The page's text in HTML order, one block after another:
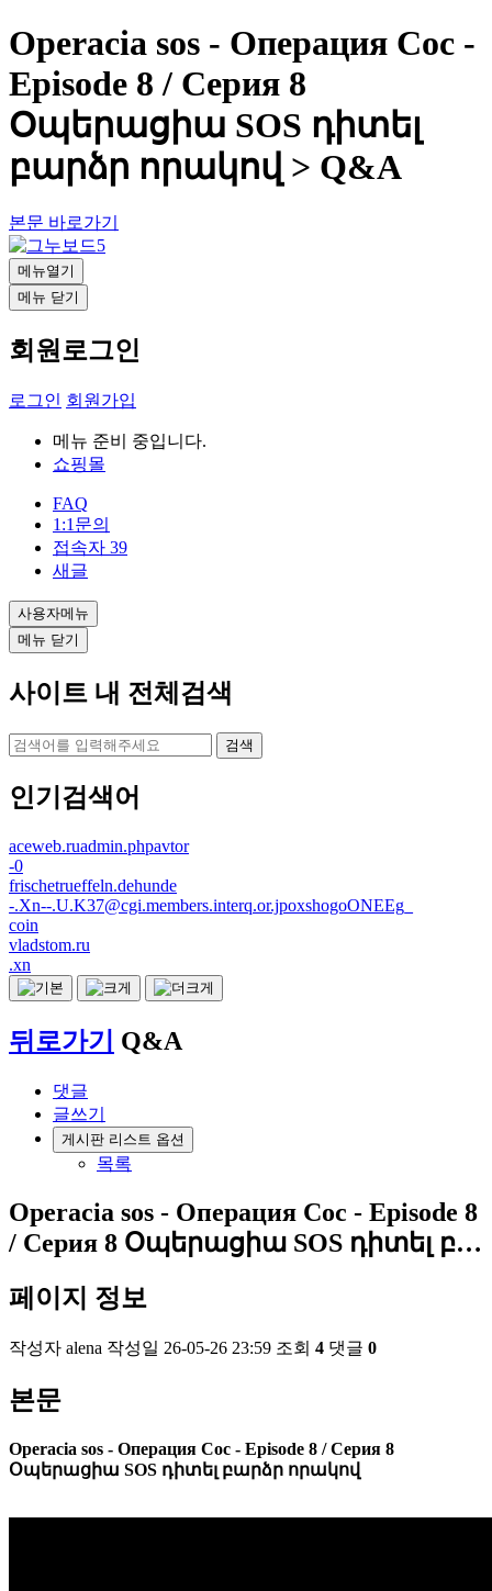
Operacia sos - Операция Сос -
Episode 8 / Серия 8
Օպերացիա SOS դիտել
բարձր որակով > Q&A
본문 바로가기
메뉴열기
메뉴 닫기
회원로그인
로그인 회원가입
메뉴 준비 중입니다.
쇼핑몰
FAQ
1:1문의
접속자 39
새글
사용자메뉴
메뉴 닫기
사이트 내 전체검색
검색
인기검색어
aceweb.ruadmin.phpavtor
-0
frischetrueffeln.dehunde
-.Xn--.U.K37@cgi.members.interq.or.jpoxshogoONEEg_
coin
vladstom.ru
.xn
뒤로가기 Q&A
댓글
글쓰기
게시판 리스트 옵션
목록
Operacia sos - Операция Сос - Episode 8
/ Серия 8 Օպերացիա SOS դիտել բ…
페이지 정보
작성자 alena 작성일 26-05-26 23:59 조회 4 댓글 0
본문
Operacia sos - Операция Сос - Episode 8 / Серия 8
Օպերացիա SOS դիտել բարձր որակով